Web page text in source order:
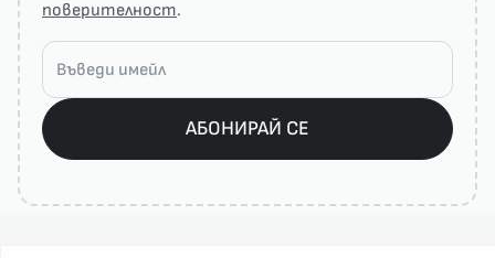
поверителност.
АБОНИРАЙ СЕ